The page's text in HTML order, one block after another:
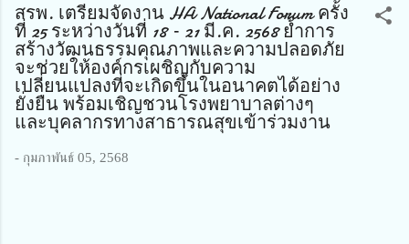
สรพ. เตรียมจัดงาน HA National Forum ครั้ง
ที่ 25 ระหว่างวันที่ 18 – 21 มี.ค. 2568 ย้ำการ
สร้างวัฒนธรรมคุณภาพและความปลอดภัย
จะช่วยให้องค์กรเผชิญกับความ
เปลี่ยนแปลงที่จะเกิดขึ้นในอนาคตได้อย่าง
ยั่งยืน พร้อมเชิญชวนโรงพยาบาลต่างๆ
และบุคลากรทางสาธารณสุขเข้าร่วมงาน
- กุมภาพันธ์ 05, 2568